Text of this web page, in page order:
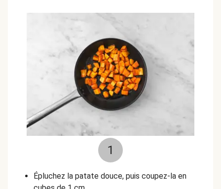
1
Épluchez la patate douce, puis coupez-la en